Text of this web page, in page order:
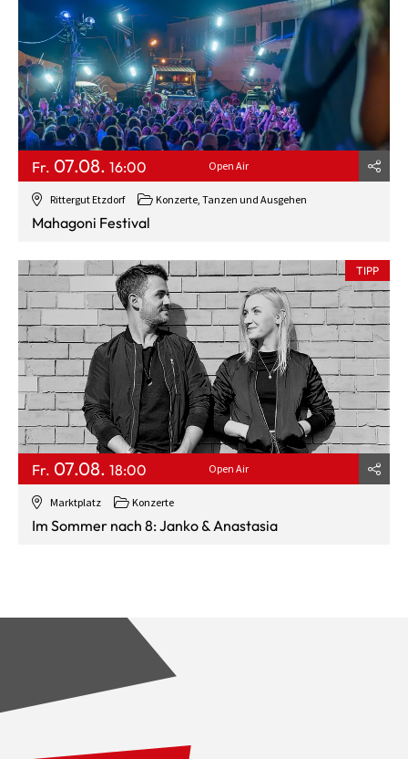
Rittergut Etzdorf Konzerte, Tanzen und Ausgehen
Fr. 07.08. 16:00 Open Air
Mahagoni Festival
Marktplatz Konzerte
TIPP
Fr. 07.08. 18:00 Open Air
Im Sommer nach 8: Janko & Anastasia